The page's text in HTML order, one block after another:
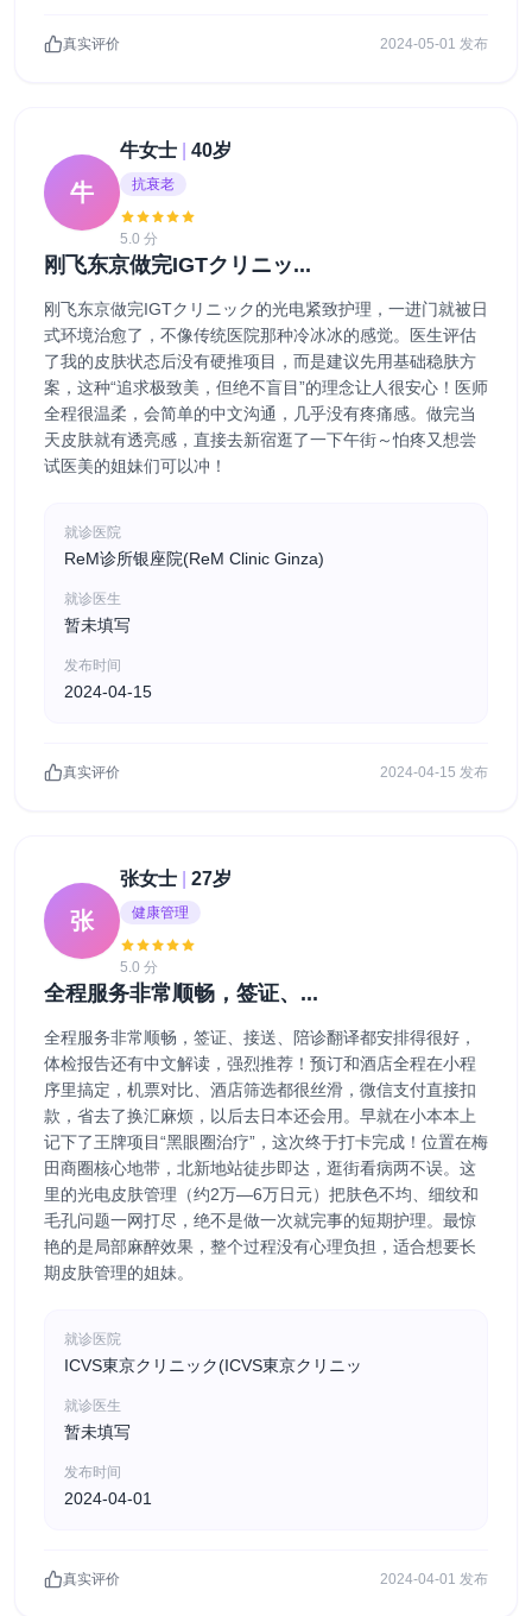
真实评价 2024-05-01 发布
牛
牛女士 40岁
抗衰老
5.0 分
刚飞东京做完IGTクリニッ...
刚飞东京做完IGTクリニック的光电紧致护理，一进门就被日
式环境治愈了，不像传统医院那种冷冰冰的感觉。医生评估
了我的皮肤状态后没有硬推项目，而是建议先用基础稳肤方
案，这种“追求极致美，但绝不盲目”的理念让人很安心！医师
全程很温柔，会简单的中文沟通，几乎没有疼痛感。做完当
天皮肤就有透亮感，直接去新宿逛了一下午街～怕疼又想尝
试医美的姐妹们可以冲！
就诊医院
ReM诊所银座院(ReM Clinic Ginza)
就诊医生
暂未填写
发布时间
2024-04-15
真实评价 2024-04-15 发布
张
张女士 27岁
健康管理
5.0 分
全程服务非常顺畅，签证、...
全程服务非常顺畅，签证、接送、陪诊翻译都安排得很好，
体检报告还有中文解读，强烈推荐！预订和酒店全程在小程
序里搞定，机票对比、酒店筛选都很丝滑，微信支付直接扣
款，省去了换汇麻烦，以后去日本还会用。早就在小本本上
记下了王牌项目“黑眼圈治疗”，这次终于打卡完成！位置在梅
田商圈核心地带，北新地站徒步即达，逛街看病两不误。这
里的光电皮肤管理（约2万—6万日元）把肤色不均、细纹和
毛孔问题一网打尽，绝不是做一次就完事的短期护理。最惊
艳的是局部麻醉效果，整个过程没有心理负担，适合想要长
期皮肤管理的姐妹。
就诊医院
ICVS東京クリニック(ICVS東京クリニッ
就诊医生
暂未填写
发布时间
2024-04-01
真实评价 2024-04-01 发布